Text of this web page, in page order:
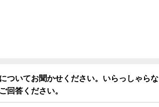
ついてお聞かせください。いらっしゃらな
回答ください。